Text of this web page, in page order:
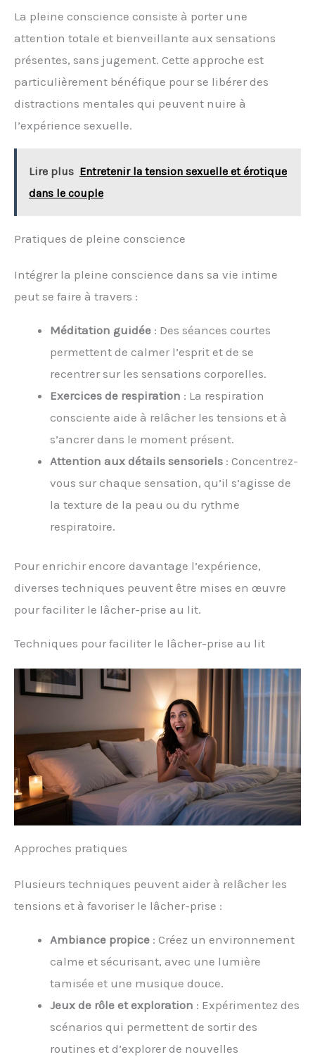
La pleine conscience consiste à porter une
attention totale et bienveillante aux sensations
présentes, sans jugement. Cette approche est
particulièrement bénéfique pour se libérer des
distractions mentales qui peuvent nuire à
l’expérience sexuelle.
Lire plus Entretenir la tension sexuelle et érotique
dans le couple
Pratiques de pleine conscience
Intégrer la pleine conscience dans sa vie intime
peut se faire à travers :
Méditation guidée : Des séances courtes
permettent de calmer l’esprit et de se
recentrer sur les sensations corporelles.
Exercices de respiration : La respiration
consciente aide à relâcher les tensions et à
s’ancrer dans le moment présent.
Attention aux détails sensoriels : Concentrez-
vous sur chaque sensation, qu’il s’agisse de
la texture de la peau ou du rythme
respiratoire.
Pour enrichir encore davantage l’expérience,
diverses techniques peuvent être mises en œuvre
pour faciliter le lâcher-prise au lit.
Techniques pour faciliter le lâcher-prise au lit
Approches pratiques
Plusieurs techniques peuvent aider à relâcher les
tensions et à favoriser le lâcher-prise :
Ambiance propice : Créez un environnement
calme et sécurisant, avec une lumière
tamisée et une musique douce.
Jeux de rôle et exploration : Expérimentez des
scénarios qui permettent de sortir des
routines et d’explorer de nouvelles